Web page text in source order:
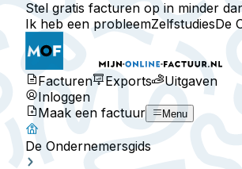
Stel gratis facturen op in minder
Ik heb een probleemZelfstudiesDe
Facturen Exports
Uitgaven
Inloggen
Maak een factuur
Menu
De Ondernemersgids